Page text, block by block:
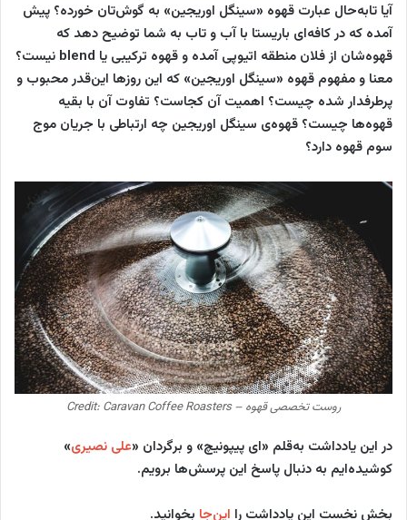
آیا تابه‌حال عبارت قهوه «سینگل اوریجین» به گوش‌تان خورده؟ پیش
آمده که در کافه‌ای باریستا با آب و تاب به شما توضیح دهد که
قهوه‌شان از فلان منطقه اتیوپی آمده و قهوه ترکیبی یا blend نیست؟
معنا و مفهوم قهوه «سینگل اوریجین» که این روزها این‌قدر محبوب و
پرطرفدار شده چیست؟ اهمیت آن کجاست؟ تفاوت آن با بقیه
قهوه‌ها چیست؟ قهوه‌ی سینگل اوریجین چه ارتباطی با جریان موج
سوم قهوه دارد؟
روست تخصصی قهوه – Credit: Caravan Coffee Roasters
در این یادداشت به‌قلم «ای پیپونیچ» و برگردان «علی نصیری»
کوشیده‌ایم به دنبال پاسخ این پرسش‌ها برویم.
بخش نخست این یادداشت را این‌جا بخوانید.